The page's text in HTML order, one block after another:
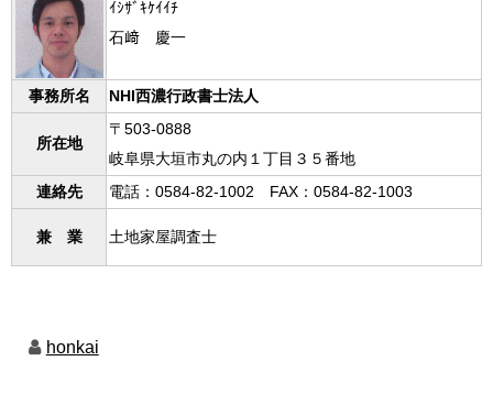
ｲｼｻﾞｷｹｲｲﾁ
石﨑 慶一
事務所名 NHI西濃行政書士法人
所在地
〒503-0888
岐阜県大垣市丸の内１丁目３５番地
連絡先
電話：0584-82-1002 FAX：0584-82-1003
兼 業 土地家屋調査士
honkai